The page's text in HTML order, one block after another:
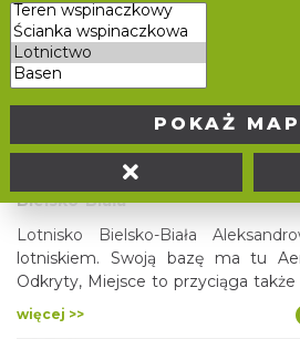
POKAŻ
więcej >>
Lotnisko sportowe w
Bielsko-Biała
Lotnisko Bielsko-Biała
lotniskiem. Swoją bazę ma tu
Odkryty, Miejsce to przyciąga
letnim otwarta jest tutaj restauracja
dzieci.
więcej >>